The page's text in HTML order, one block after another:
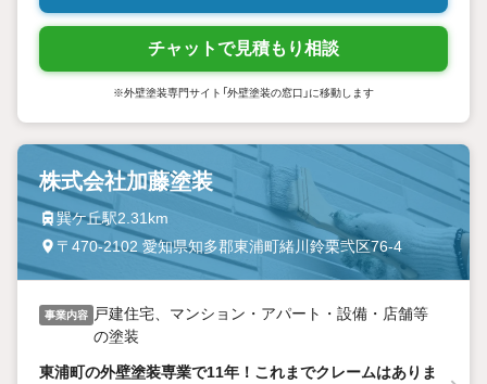
チャットで見積もり相談
※外壁塗装専門サイト「外壁塗装の窓口」に移動します
株式会社加藤塗装
巽ケ丘駅2.31km
〒470-2102 愛知県知多郡東浦町緒川鈴栗弐区76-4
事業内容
戸建住宅、マンション・アパート・設備・店舗等
の塗装
東浦町の外壁塗装専業で11年！これまでクレームはありま